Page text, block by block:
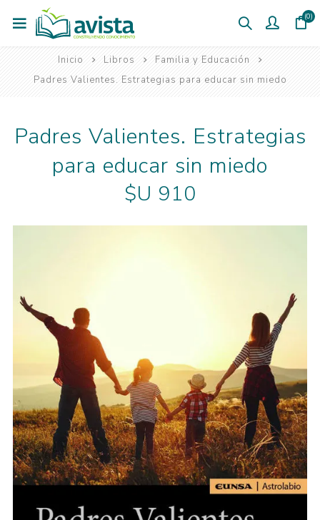
(0)
Inicio Libros
Familia y Educación
Padres Valientes. Estrategias para educar sin miedo
Padres Valientes. Estrategias
para educar sin miedo
$U 910